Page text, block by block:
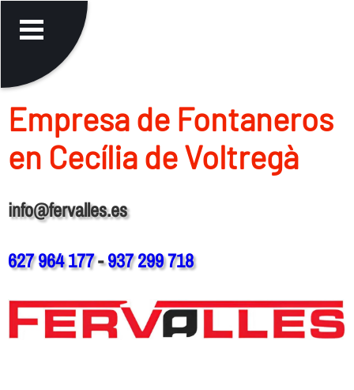
Empresa de Fontaneros
en Cecília de Voltregà
info@fervalles.es
627 964 177-937 299 718